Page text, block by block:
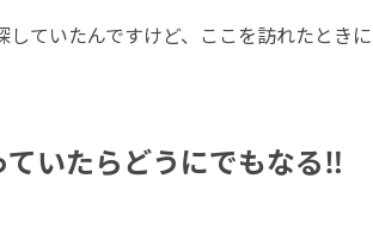
ていたんですけど、ここを訪れたとき
いたらどうにでもなる‼